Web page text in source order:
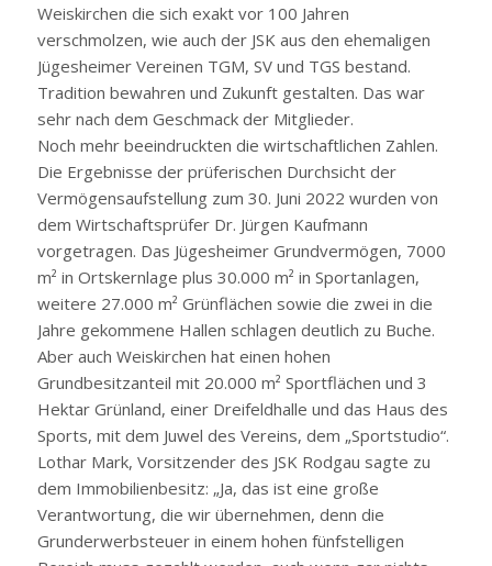
Weiskirchen die sich exakt vor 100 Jahren
verschmolzen, wie auch der JSK aus den ehemaligen
Jügesheimer Vereinen TGM, SV und TGS bestand.
Tradition bewahren und Zukunft gestalten. Das war
sehr nach dem Geschmack der Mitglieder.
Noch mehr beeindruckten die wirtschaftlichen Zahlen.
Die Ergebnisse der prüferischen Durchsicht der
Vermögensaufstellung zum 30. Juni 2022 wurden von
dem Wirtschaftsprüfer Dr. Jürgen Kaufmann
vorgetragen. Das Jügesheimer Grundvermögen, 7000
m² in Ortskernlage plus 30.000 m² in Sportanlagen,
weitere 27.000 m² Grünflächen sowie die zwei in die
Jahre gekommene Hallen schlagen deutlich zu Buche.
Aber auch Weiskirchen hat einen hohen
Grundbesitzanteil mit 20.000 m² Sportflächen und 3
Hektar Grünland, einer Dreifeldhalle und das Haus des
Sports, mit dem Juwel des Vereins, dem „Sportstudio“.
Lothar Mark, Vorsitzender des JSK Rodgau sagte zu
dem Immobilienbesitz: „Ja, das ist eine große
Verantwortung, die wir übernehmen, denn die
Grunderwerbsteuer in einem hohen fünfstelligen